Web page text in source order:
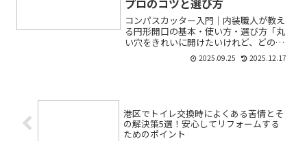
プロのコツと選び方
コンパスカッター入門｜内装職人が教え
る円形開口の基本・使い方・選び方「丸
い穴をきれいに開けたいけれど、どの道
具を使えば失敗しないの？」そんな不安
を持つ方に向けて、現場で実際に使われ
2025.09.25 2025.12.17
港区でトイレ交換時によくある苦情とそ
の解決策5選！安心してリフォームする
ためのポイント